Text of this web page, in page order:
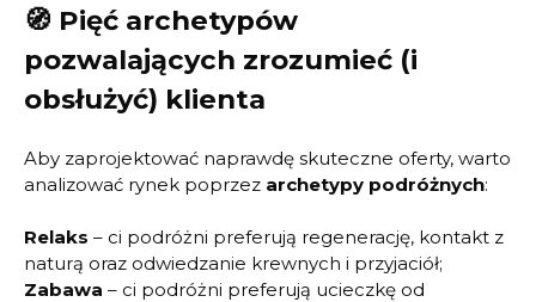
🧭 Pięć archetypów
pozwalających zrozumieć (i
obsłużyć) klienta
Aby zaprojektować naprawdę skuteczne oferty, warto
analizować rynek poprzez archetypy podróżnych:
Relaks – ci podróżni preferują regenerację, kontakt z
naturą oraz odwiedzanie krewnych i przyjaciół;
Zabawa – ci podróżni preferują ucieczkę od